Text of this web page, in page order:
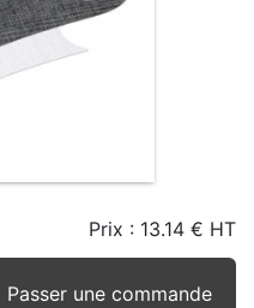
STOCK
Prix : 13.14 € HT
Passer une commande